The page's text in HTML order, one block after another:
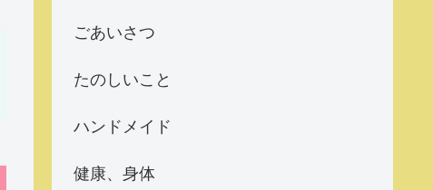
ごあいさつ
たのしいこと
ハンドメイド
健康、身体